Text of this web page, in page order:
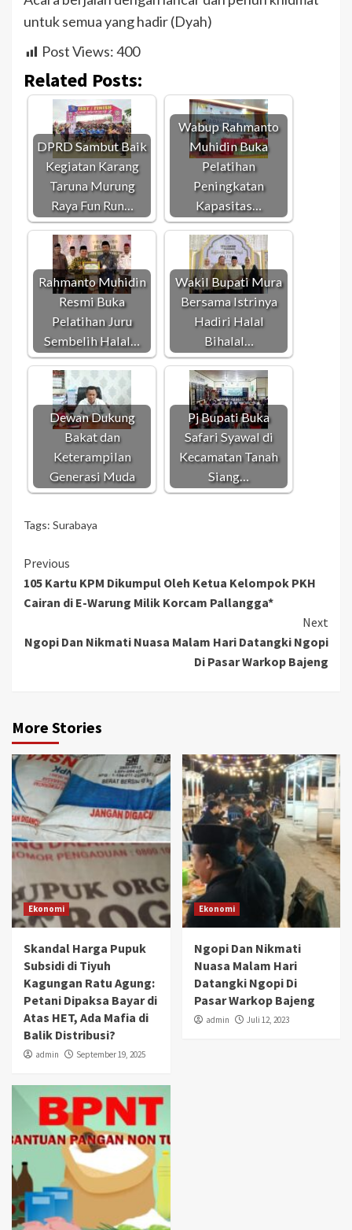
untuk semua yang hadir (Dyah)
Post Views:400
Related Posts:
DPRD Sambut Baik
Kegiatan Karang
Taruna Murung
Raya Fun Run…
Wabup Rahmanto
Muhidin Buka
Pelatihan
Peningkatan
Kapasitas…
Rahmanto Muhidin
Resmi Buka
Pelatihan Juru
Sembelih Halal…
Wakil Bupati Mura
Bersama Istrinya
Hadiri Halal
Bihalal…
Dewan Dukung
Bakat dan
Keterampilan
Generasi Muda
Pj Bupati Buka
Safari Syawal di
Kecamatan Tanah
Siang…
Tags: Surabaya
Continue
Reading
Previous
105 Kartu KPM Dikumpul Oleh Ketua Kelompok PKH
Cairan di E-Warung Milik Korcam Pallangga*
Next
Ngopi Dan Nikmati Nuasa Malam Hari Datangki Ngopi
Di Pasar Warkop Bajeng
More Stories
Ekonomi
Skandal Harga Pupuk
Subsidi di Tiyuh
Kagungan Ratu Agung:
Petani Dipaksa Bayar di
Atas HET, Ada Mafia di
Balik Distribusi?
admin September 19, 2025
Ekonomi
Ngopi Dan Nikmati
Nuasa Malam Hari
Datangki Ngopi Di
Pasar Warkop Bajeng
admin Juli 12, 2023